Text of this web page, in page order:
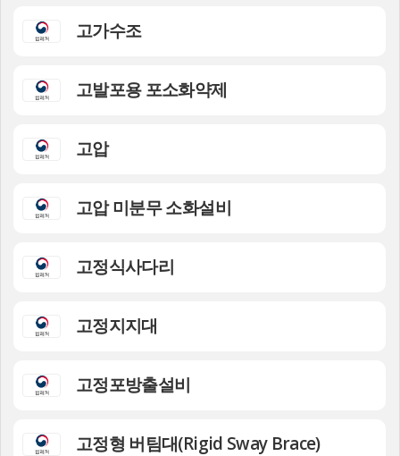
고가수조
고발포용 포소화약제
고압
고압 미분무 소화설비
고정식사다리
고정지지대
고정포방출설비
고정형 버팀대(Rigid Sway Brace)